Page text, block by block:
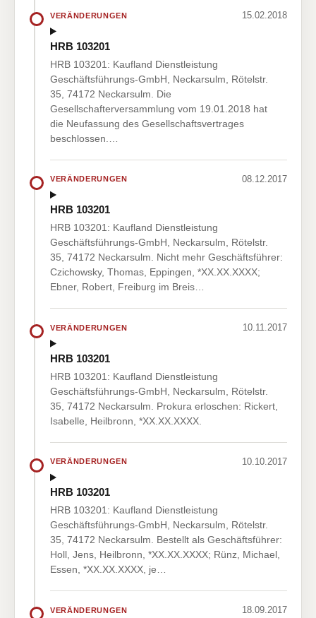
VERÄNDERUNGEN 15.02.2018
HRB 103201
HRB 103201: Kaufland Dienstleistung
Geschäftsführungs-GmbH, Neckarsulm, Rötelstr.
35, 74172 Neckarsulm. Die
Gesellschafterversammlung vom 19.01.2018 hat
die Neufassung des Gesellschaftsvertrages
beschlossen.…
VERÄNDERUNGEN 08.12.2017
HRB 103201
HRB 103201: Kaufland Dienstleistung
Geschäftsführungs-GmbH, Neckarsulm, Rötelstr.
35, 74172 Neckarsulm. Nicht mehr Geschäftsführer:
Czichowsky, Thomas, Eppingen, *XX.XX.XXXX;
Ebner, Robert, Freiburg im Breis…
VERÄNDERUNGEN 10.11.2017
HRB 103201
HRB 103201: Kaufland Dienstleistung
Geschäftsführungs-GmbH, Neckarsulm, Rötelstr.
35, 74172 Neckarsulm. Prokura erloschen: Rickert,
Isabelle, Heilbronn, *XX.XX.XXXX.
VERÄNDERUNGEN 10.10.2017
HRB 103201
HRB 103201: Kaufland Dienstleistung
Geschäftsführungs-GmbH, Neckarsulm, Rötelstr.
35, 74172 Neckarsulm. Bestellt als Geschäftsführer:
Holl, Jens, Heilbronn, *XX.XX.XXXX; Rünz, Michael,
Essen, *XX.XX.XXXX, je…
VERÄNDERUNGEN 18.09.2017